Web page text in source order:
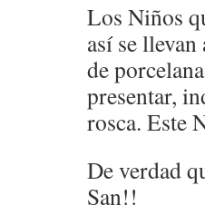
Los Niños
así se
de
presentar,
rosca. Este
De verdad
San!!